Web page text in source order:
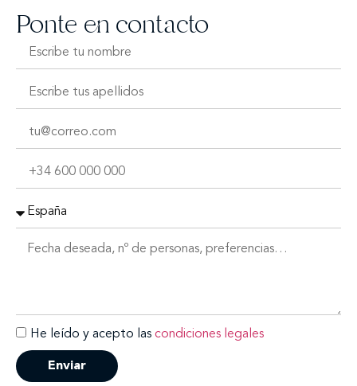
Ponte en contacto
He leído y acepto las condiciones legales
Enviar